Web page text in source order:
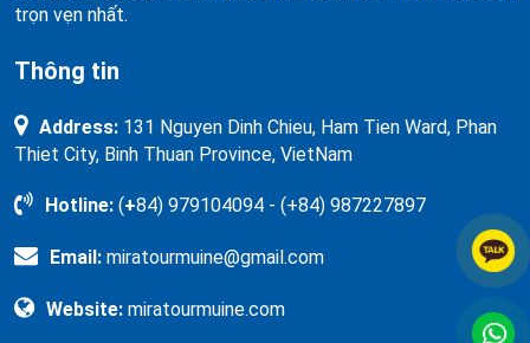
trọn vẹn nhất.
Thông tin
Address: 131 Nguyen Dinh Chieu, Ham Tien Ward, Phan
Thiet City, Binh Thuan Province, VietNam
Hotline: (+84) 979104094 - (+84) 987227897
Email: miratourmuine@gmail.com
Website: miratourmuine.com